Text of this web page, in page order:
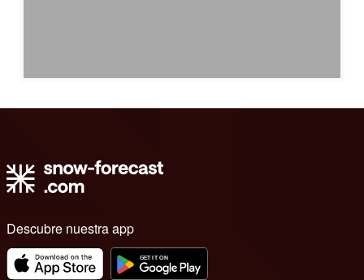
Descubre nuestra app